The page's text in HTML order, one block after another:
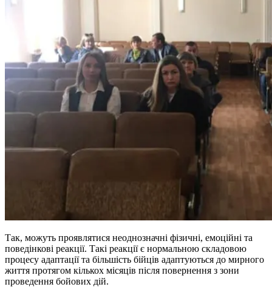
Так, можуть проявлятися неоднозначні фізичні, емоційні та
поведінкові реакції. Такі реакції є нормальною складовою
процесу адаптації та більшість бійців адаптуються до мирного
життя протягом кількох місяців після повернення з зони
проведення бойових дій.